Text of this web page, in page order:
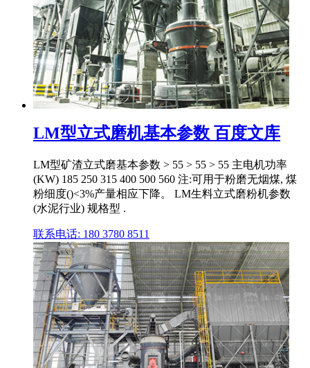
LM型立式磨机基本参数 百度文库
LM型矿渣立式磨基本参数 > 55 > 55 > 55 主电机功率
(KW) 185 250 315 400 500 560 注:可用于粉磨无烟煤, 煤
粉细度()<3%产量相应下降。 LM生料立式磨粉机参数
(水泥行业) 规格型 .
联系电话: 180 3780 8511